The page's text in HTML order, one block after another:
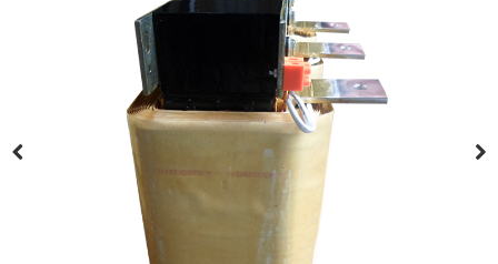
大功率变压器/电抗器
大功率变压器/电抗器应用
新闻资讯
联系我们
荣誉资质 合作伙伴
招贤纳才
大功率变压器 电抗器
企业动态 行业资讯